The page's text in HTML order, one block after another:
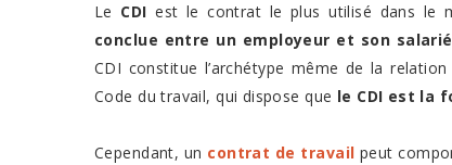
Le CDI est le contrat le plus utilisé dans le
conclue entre un employeur et son
CDI constitue l’archétype même de la
Code du travail, qui dispose que le CDI est la
Cependant, un contrat de travail peut